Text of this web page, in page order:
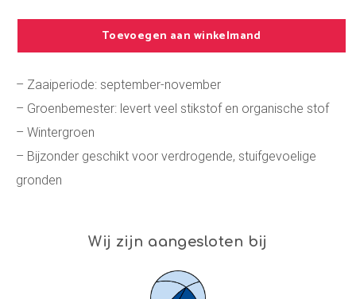
Toevoegen aan winkelmand
– Zaaiperiode: september-november
– Groenbemester: levert veel stikstof en organische stof
– Wintergroen
– Bijzonder geschikt voor verdrogende, stuifgevoelige
gronden
Wij zijn aangesloten bij